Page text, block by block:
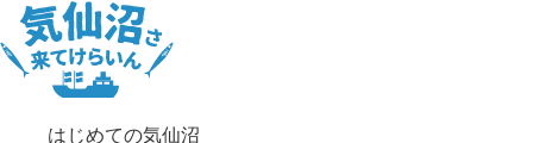
はじめての気仙沼